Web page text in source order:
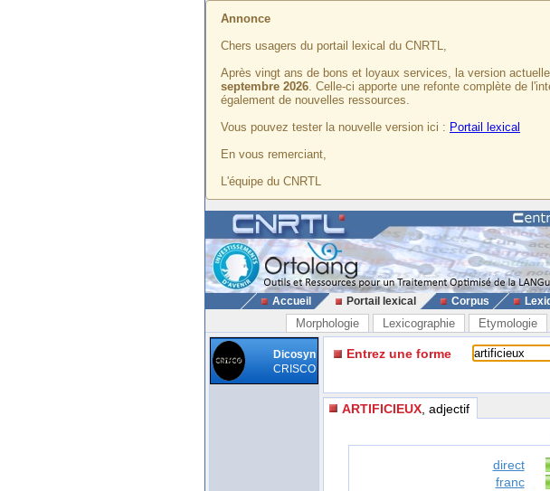
Annonce
Chers usagers du portail lexical du CNRTL,
Après vingt ans de bons et loyaux services, la version
septembre 2026. Celle-ci apporte une refonte complète de
également de nouvelles ressources.
Vous pouvez tester la nouvelle version ici : Portail lexical
En vous remerciant,
L'équipe du CNRTL
Accueil Portail lexical Corpus
Morphologie Lexicographie Etymologie
Dicosyn
CRISCO
Entrez une forme
ARTIFICIEUX , adjectif
direct
franc